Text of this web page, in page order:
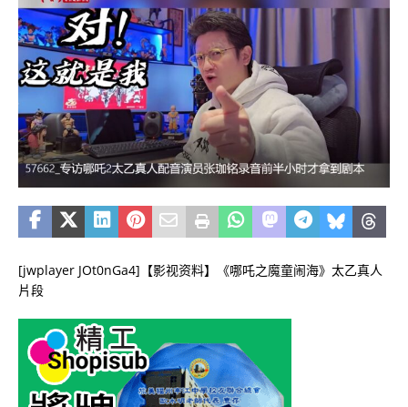
[jwplayer JOt0nGa4]【影视资料】《哪吒之魔童闹海》太乙真人
片段